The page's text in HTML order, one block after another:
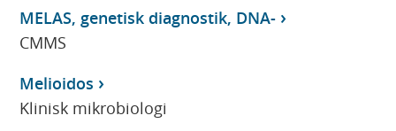
MELAS, genetisk diagnostik, DNA-
CMMS
Melioidos
Klinisk mikrobiologi